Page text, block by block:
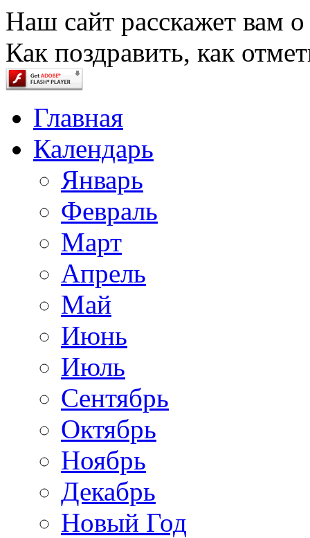
Наш сайт расскажет вам о
Как поздравить, как
Главная
Календарь
Январь
Февраль
Март
Апрель
Май
Июнь
Июль
Сентябрь
Октябрь
Ноябрь
Декабрь
Новый Год